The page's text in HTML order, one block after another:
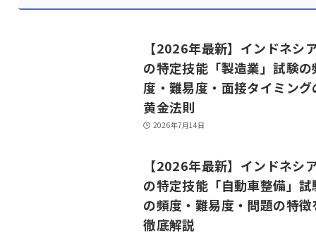
【2026年最新】インドネシ
の特定技能「製造業」試験の
度・難易度・面接タイミング
黄金法則
2026年7月14日
【2026年最新】インドネシ
の特定技能「自動車整備」試
の頻度・難易度・問題の特徴
徹底解説